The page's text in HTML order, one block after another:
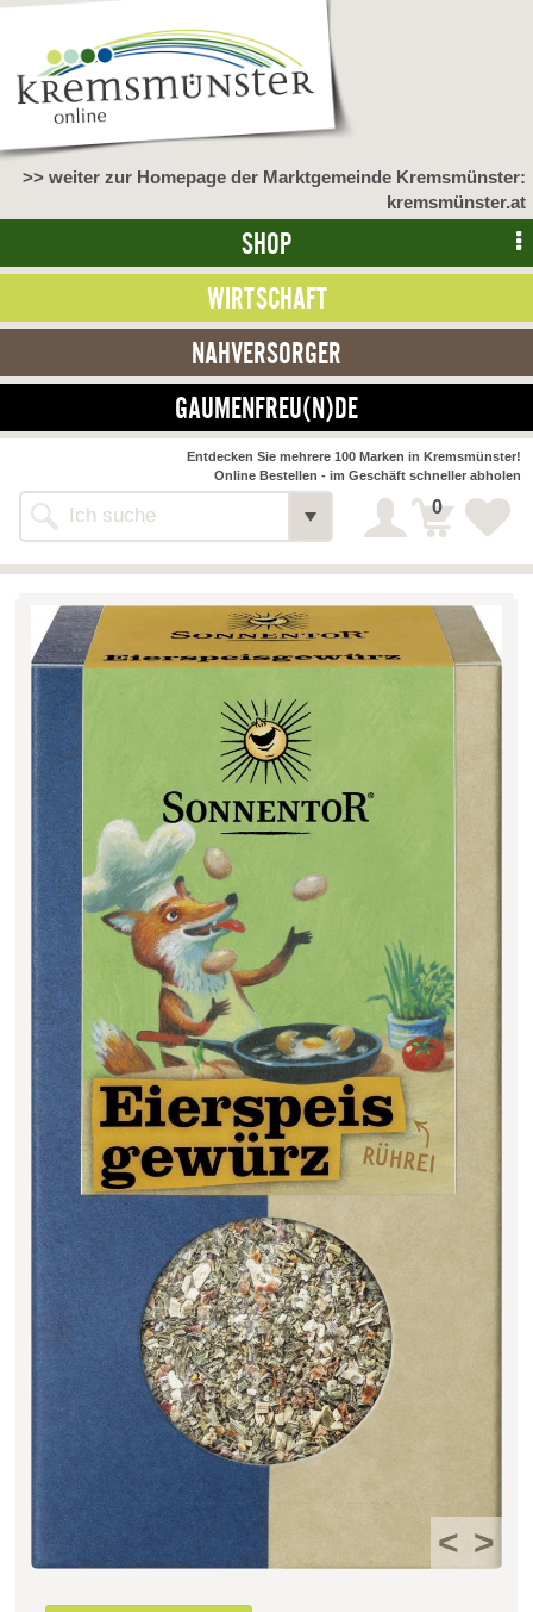
>> weiter zur Homepage der Marktgemeinde Kremsmünster:
kremsmünster.at
SHOP
WIRTSCHAFT
NAHVERSORGER
GAUMENFREU(N)DE
Alle Webseiten
Entdecken Sie mehrere 100 Marken in Kremsmünster!
Online Bestellen - im Geschäft schneller abholen
0
NAHVERSORGER
>> Bauernmarkt << Detail
Bäckerei-Konditorei-Café
Biohof Öllinger Detail
Fleischerei Hüthmayr
Hofladen Hoffelner
Kuglbauer - Familie Bischof Detail
La Toscana Anita Wolf e.U. Detail
Söllradls Naturkostladen
Stiftsgärtnerei Detail
Weinkellerei Stift
Kremsmünster
Detail
Wildkraut
KATEGORIE
Filter zurücksetzen
< >